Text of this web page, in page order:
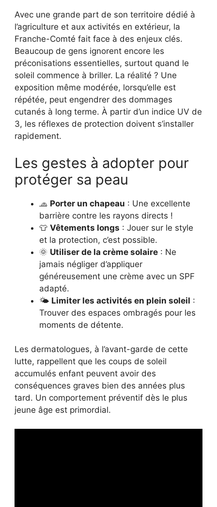
Avec une grande part de son territoire dédié à
l’agriculture et aux activités en extérieur, la
Franche-Comté fait face à des enjeux clés.
Beaucoup de gens ignorent encore les
préconisations essentielles, surtout quand le
soleil commence à briller. La réalité ? Une
exposition même modérée, lorsqu’elle est
répétée, peut engendrer des dommages
cutanés à long terme. À partir d’un indice UV de
3, les réflexes de protection doivent s’installer
rapidement.
Les gestes à adopter pour
protéger sa peau
🧢 Porter un chapeau : Une excellente
barrière contre les rayons directs !
👕 Vêtements longs : Jouer sur le style
et la protection, c’est possible.
🌞 Utiliser de la crème solaire : Ne
jamais négliger d’appliquer
généreusement une crème avec un SPF
adapté.
🌤️ Limiter les activités en plein soleil :
Trouver des espaces ombragés pour les
moments de détente.
Les dermatologues, à l’avant-garde de cette
lutte, rappellent que les coups de soleil
accumulés enfant peuvent avoir des
conséquences graves bien des années plus
tard. Un comportement préventif dès le plus
jeune âge est primordial.